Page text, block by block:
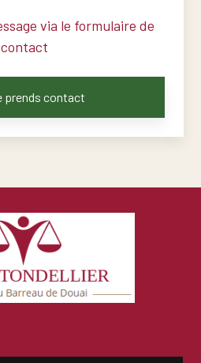
via le formulaire de
contact
prends contact